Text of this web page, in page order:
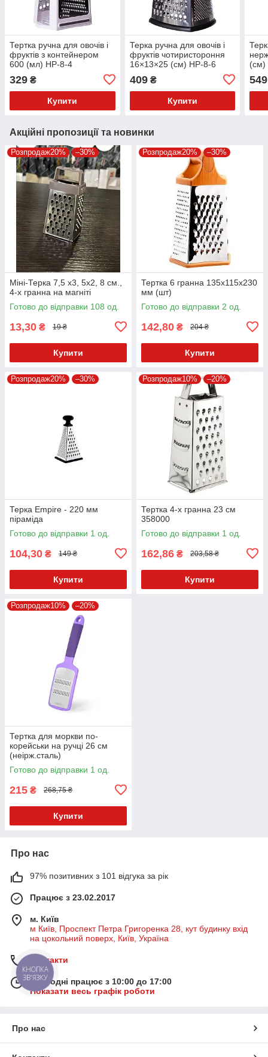
Тертка ручна для овочів і
фруктів з контейнером
600 (мл) HP-8-4
329 ₴
Купити
Терка ручна для овочів і
фруктів чотиристороння
16×13×25 (см) HP-8-6
409₴
Купити
(см)
549
Акційні пропозиції та новинки
Розпродаж20% –30%
Міні-Терка 7,5 х3, 5х2, 8 см.,
4-х гранна на магніті
Готово до відправки 108 од.
13,30 ₴ 19 ₴
Купити
Розпродаж20% –30%
Тертка 6 гранна 135х115х230
мм (шт)
Готово до відправки 2 од.
142,80 ₴ 204 ₴
Купити
Розпродаж20% –30%
Терка Empire - 220 мм
піраміда
Готово до відправки 1 од.
104,30 ₴ 149 ₴
Купити
Розпродаж10% –20%
Тертка 4-х гранна 23 см
358000
Готово до відправки 1 од.
162,86 ₴ 203,58 ₴
Купити
Розпродаж10% –20%
Тертка для моркви по-
корейськи на ручці 26 см
(неірж.сталь)
Готово до відправки 1 од.
215 ₴ 268,75 ₴
Купити
Про нас
97% позитивних з 101 відгука за рік
Працює з 23.02.2017
м. Київ
м Київ, Проспект Петра Григоренка 28, кут будинку вхід
на цокольний поверх, Київ, Україна
Контакти
Сьогодні працює з 10:00 до 17:00
Показати весь графік роботи
Про нас
КНОПКА
ЗВ'ЯЗКУ